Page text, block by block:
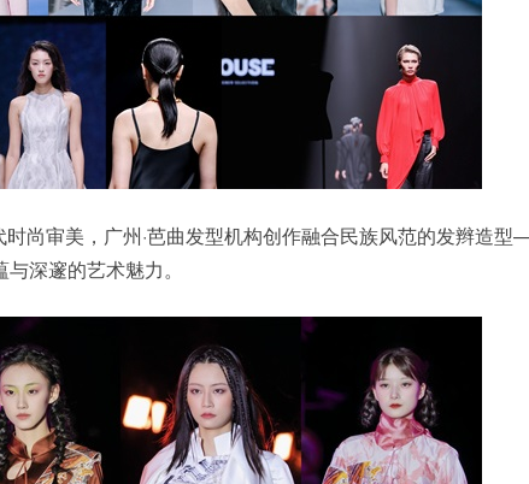
时尚审美，广州·芭曲发型机构创作融合民族风范的发辫造
深邃的艺术魅力。